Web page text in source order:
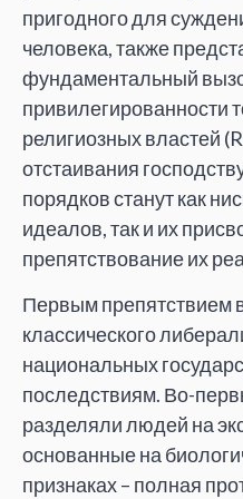
пригодного для
человека, также
фундаментальный
привилегированности
религиозных властей
отстаивания
порядков станут как
идеалов, так и их
препятствование их
Первым препятствием
классического
национальных
последствиям. Во-
разделяли людей на
основанные на
признаках – полная